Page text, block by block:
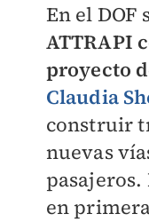
En el DOF
ATTRAPI
proyecto
Claudia
construir
nuevas
pasajeros.
en